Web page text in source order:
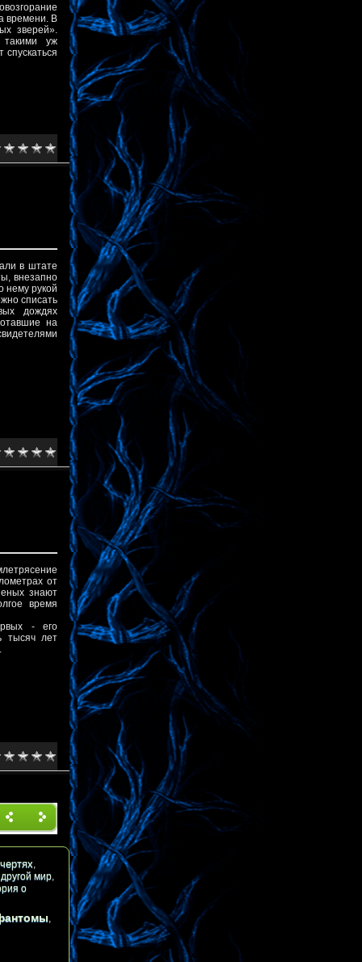
времени. В
зверей».
уж
в штате
внезапно
нему рукой
списать
дождях
на
от
знают
время
- его
тысяч лет
д
,
другой мир,
о
,